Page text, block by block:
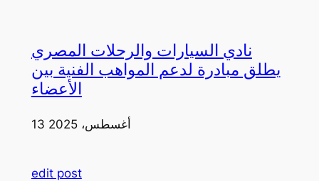
نادي السيارات والرحلات المصري
يطلق مبادرة لدعم المواهب الفنية بين
الأعضاء
13 أغسطس، 2025
edit post